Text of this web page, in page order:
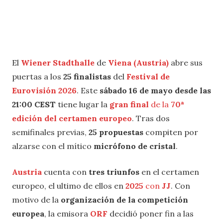
El Wiener Stadthalle de Viena (Austria) abre sus
puertas a los 25 finalistas del Festival de
Eurovisión 2026. Este sábado 16 de mayo desde las
21:00 CEST tiene lugar la gran final de la 70ª
edición del certamen europeo. Tras dos
semifinales previas, 25 propuestas compiten por
alzarse con el mítico micrófono de cristal.
Austria cuenta con tres triunfos en el certamen
europeo, el ultimo de ellos en 2025 con JJ. Con
motivo de la organización de la competición
europea, la emisora ORF decidió poner fin a las